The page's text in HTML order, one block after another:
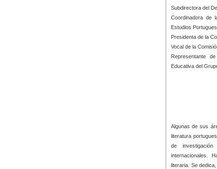
Subdirectora del
Coordinadora de
Estudios
Presidenta de la
Vocal de la
Representante
Educativa del
Algunas de sus
literatura
de
internacionales.
literaria. Se